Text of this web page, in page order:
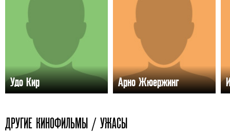
Удо Кир Арно Жюержинг
ДРУГИЕ КИНОФИЛЬМЫ / УЖАСЫ